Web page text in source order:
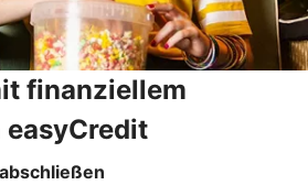
finanziellem